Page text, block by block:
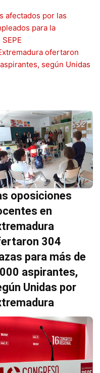
afectados por las
para la
ofertaron
según Unidas
oposiciones
en
304
para más de
aspirantes,
Unidas por